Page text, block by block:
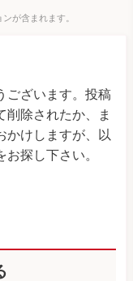
が含まれます。
ございます。投稿
削除されたか、ま
かけしますが、以
探し下さい。